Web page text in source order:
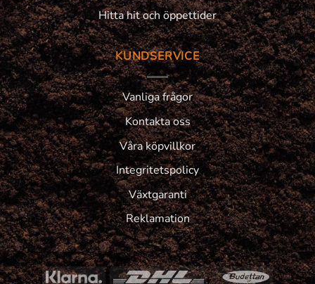
Hitta hit och öppettider
KUNDSERVICE
Vanliga frågor
Kontakta oss
Våra köpvillkor
Integritetspolicy
Växtgaranti
Reklamation